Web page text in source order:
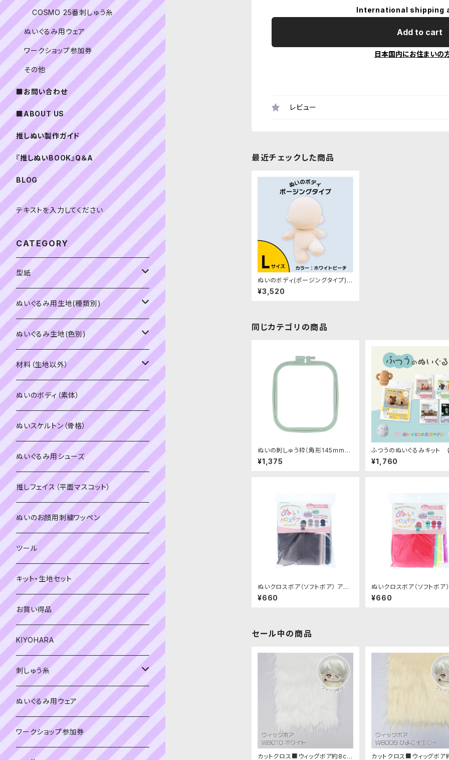
International shipping
Add to cart
日本国内にお住まいの
レビュー
最近チェックした商品
ぬいのボディ(ポージングタイプ) L
サイズ 身長約20cm（縫製済みぬ
いぐるみ素体）｜清原株式会社
¥3,520
同じカテゴリの商品
ぬいの刺しゅう枠（角形145mm×1
65mm）｜清原株式会社
¥1,375
ふつうのぬいぐるみキット
清原株式会社
¥1,760
ぬいクロスボア（ソフトボア） アソ
ートセット（ニュアンスカラー）｜清
原株式会社
¥660
ぬいクロスボア（ソフトボア
ートセット（ビビッドカラー）
株式会社
¥660
セール中の商品
カットクロス■ウィッグボア約8cm カットクロス■ウィッグボ
COSMO 25番刺しゅう糸
ぬいぐるみ用ウェア
ワークショップ参加券
その他
■お問い合わせ
■ABOUT US
推しぬい製作ガイド
『推しぬいBOOK』Q＆A
BLOG
テキストを入力してください
CATEGORY
型紙
書籍（紙の本）
PDFデータ（ダウンロード）
ぬいぐるみ用生地(種類別)
ソフトボア（短毛）
ソフトボア（5mm）
ぬいトリコット
スキンカラー生地
カーリーベルボア
パウダーボア（4mm）
ウィッグボア（8cm）
ぬいぐるみ生地(色別)
ソフトボア
スキンカラー系
白系
赤・ピンク系
紫系
青系
緑系
黄色・クリーム系
ベージュ・ブラウン系
黒・グレー系
オレンジ系
ぬいトリコット
スキンカラー系
白系
赤・ピンク系
紫系
青系
緑系
黄色・クリーム系
ベージュ・ブラウン系
黒・グレー系
オレンジ系
材料（生地以外）
アイロン接着シート
ステッチカラー
ミニワッペン
リボン
ぬいのボディ（素体）
ぬいスケルトン（骨格）
ぬいぐるみ用シューズ
推しフェイス（平面マスコット）
ぬいのお顔用刺繍ワッペン
ツール
キット・生地セット
お買い得品
KIYOHARA
刺しゅう糸
COSMO 25番刺しゅう糸
ぬいぐるみ用ウェア
ワークショップ参加券